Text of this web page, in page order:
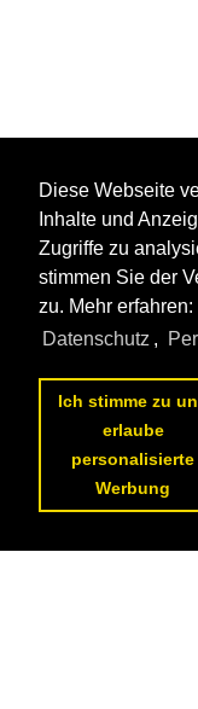
Diese Webseite
Inhalte und
Zugriffe zu
stimmen Sie der
zu. Mehr erfahren:
Datenschutz ,
Ich stimme zu
erlaube
personalisierte
Werbung